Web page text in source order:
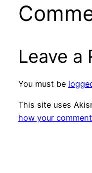
Leave a
You must be
This site uses
how your